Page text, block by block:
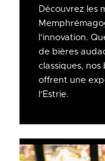
Découvrez les
l’innovation.
de bières
classiques, nos
offrent une
l’Estrie.